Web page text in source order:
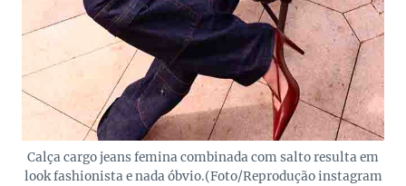
Calça cargo jeans femina combinada com salto resulta em
look fashionista e nada óbvio.(Foto/Reprodução instagram